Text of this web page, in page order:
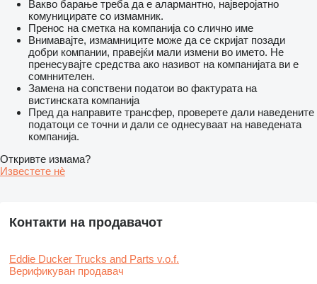
Вакво барање треба да е алармантно, најверојатно
комуницирате со измамник.
Пренос на сметка на компанија со слично име
Внимавајте, измамниците може да се скријат позади
добри компании, правејќи мали измени во името. Не
пренесувајте средства ако називот на компанијата ви е
сомннителен.
Замена на сопствени податои во фактурата на
вистинската компанија
Пред да направите трансфер, проверете дали наведените
податоци се точни и дали се однесуваат на наведената
компанија.
Откривте измама?
Известете нѐ
Контакти на продавачот
Eddie Ducker Trucks and Parts v.o.f.
Верификуван продавач